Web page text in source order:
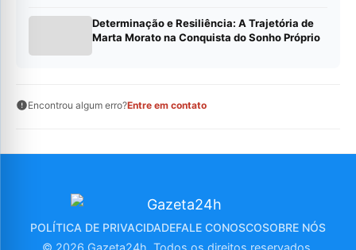
Determinação e Resiliência: A Trajetória de
Marta Morato na Conquista do Sonho Próprio
Encontrou algum erro?Entre em contato
POLÍTICA DE PRIVACIDADEFALE CONOSCOSOBRE NÓS